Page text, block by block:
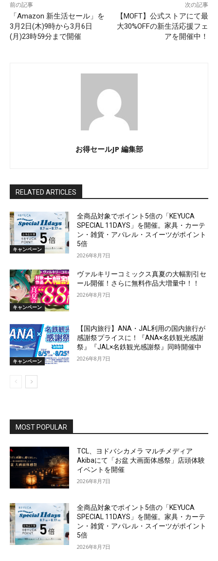
前の記事
「Amazon 新生活セール」を
3月2日(木)9時から3月6日
(月)23時59分まで開催
次の記事
【MOFT】公式ストアにて最
大30%OFFの新生活応援フェ
アを開催中！
お得セールJP 編集部
RELATED ARTICLES
キャンペーン
全商品対象でポイント5倍の「KEYUCA
SPECIAL 11DAYS」を開催。家具・カーテ
ン・雑貨・アパレル・スイーツがポイント
5倍
2026年8月7日
キャンペーン
ヴァルキリーコミックス真夏の大幅割引セ
ール開催！さらに無料作品大増量中！！
2026年8月7日
キャンペーン
【国内旅行】ANA・JAL利用の国内旅行が
感謝祭プライスに！『ANA×名鉄観光感謝
祭』『JAL×名鉄観光感謝祭』同時開催中
2026年8月7日
MOST POPULAR
TCL、ヨドバシカメラ マルチメディア
Akibaにて「お盆 大画面体感祭」店頭体験
イベントを開催
2026年8月7日
全商品対象でポイント5倍の「KEYUCA
SPECIAL 11DAYS」を開催。家具・カーテ
ン・雑貨・アパレル・スイーツがポイント
5倍
2026年8月7日